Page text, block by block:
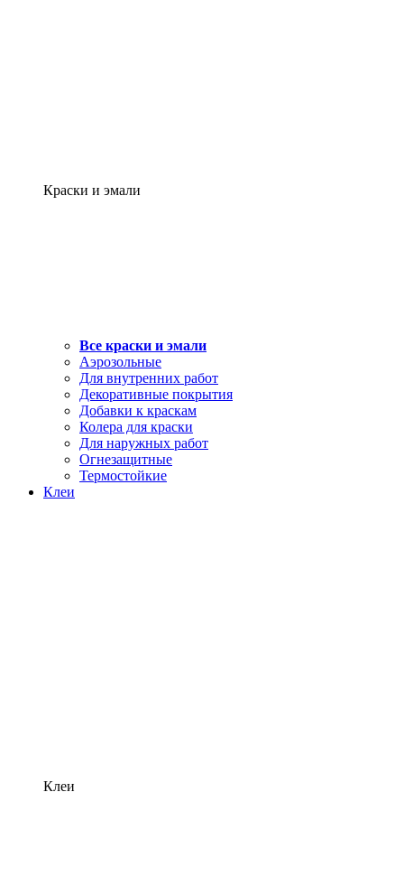
Краски и эмали
Все краски и эмали
Аэрозольные
Для внутренних работ
Декоративные покрытия
Добавки к краскам
Колера для краски
Для наружных работ
Огнезащитные
Термостойкие
Клеи
Клеи